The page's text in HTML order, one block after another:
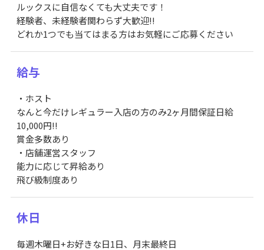
ルックスに自信なくても大丈夫です！
経験者、未経験者関わらず大歓迎!!
どれか1つでも当てはまる方はお気軽にご応募ください
給与
・ホスト
なんと今だけレギュラー入店の方のみ2ヶ月間保証日給
10,000円!!
賞金多数あり
・店舗運営スタッフ
能力に応じて昇給あり
飛び級制度あり
休日
毎週木曜日+お好きな日1日、月末最終日